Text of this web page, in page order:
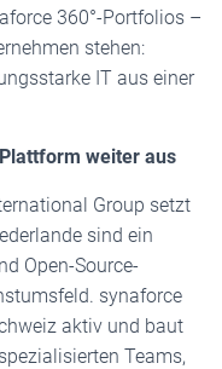
360°-Portfolios –
stehen:
IT aus einer
weiter aus
Group setzt
sind ein
Open-Source-
synaforce
aktiv und baut
Teams,